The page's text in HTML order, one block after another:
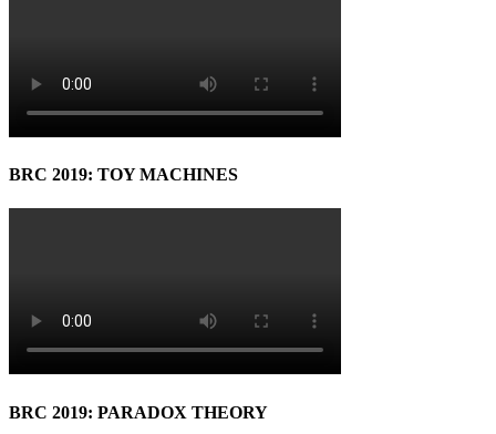
BRC 2019: TOY MACHINES
BRC 2019: PARADOX THEORY